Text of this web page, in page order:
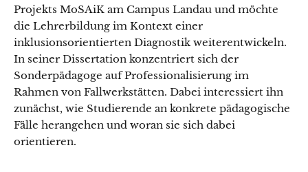
Projekts MoSAiK am Campus Landau und möchte
die Lehrerbildung im Kontext einer
inklusionsorientierten Diagnostik weiterentwickeln.
In seiner Dissertation konzentriert sich der
Sonderpädagoge auf Professionalisierung im
Rahmen von Fallwerkstätten. Dabei interessiert ihn
zunächst, wie Studierende an konkrete pädagogische
Fälle herangehen und woran sie sich dabei
orientieren.